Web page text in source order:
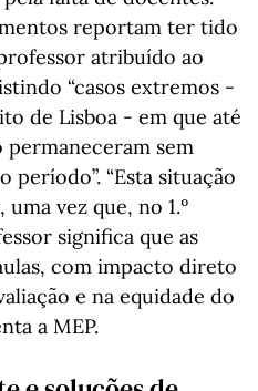
reportam ter tido
atribuído ao
“casos extremos -
de Lisboa - em que até
sem
“Esta situação
vez que, no 1.º
significa que as
com impacto direto
e na equidade do
a MEP.